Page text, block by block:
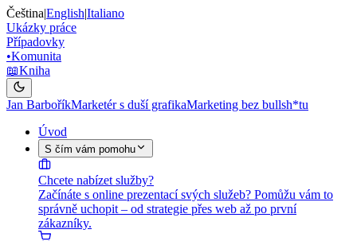
Čeština|English|Italiano
Ukázky práce
Případovky
•Komunita
📖Kniha
Jan BarboříkMarketér s duší grafikaMarketing bez bullsh*tu
Úvod
S čím vám pomohu
Chcete nabízet služby?
Začínáte s online prezentací svých služeb? Pomůžu vám to
správně uchopit – od strategie přes web až po první
zákazníky.